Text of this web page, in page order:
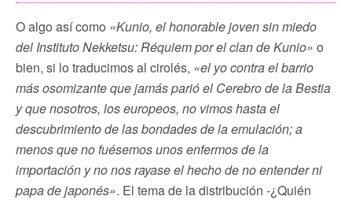
O algo así como «Kunio, el honorable joven sin miedo
del Instituto Nekketsu: Réquiem por el clan de Kunio» o
bien, si lo traducimos al cirolés, «el yo contra el barrio
más osomizante que jamás parió el Cerebro de la Bestia
y que nosotros, los europeos, no vimos hasta el
descubrimiento de las bondades de la emulación; a
menos que no fuésemos unos enfermos de la
importación y no nos rayase el hecho de no entender ni
papa de japonés». El tema de la distribución -¿Quién